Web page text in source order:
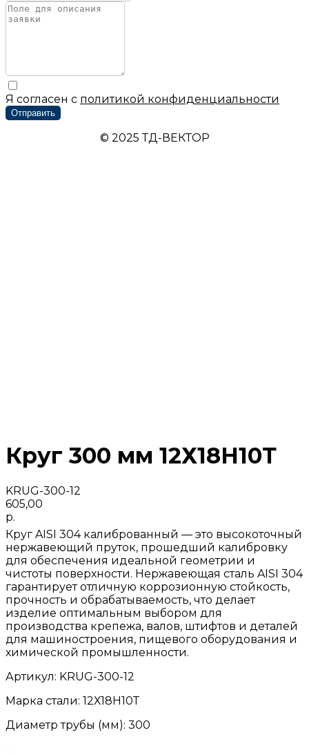
Я согласен с политикой конфиденциальности
Отправить
© 2025 ТД-ВЕКТОР
Круг 300 мм 12Х18Н10Т
KRUG-300-12
605,00
р.
Круг AISI 304 калиброванный — это высокоточный
нержавеющий пруток, прошедший калибровку
для обеспечения идеальной геометрии и
чистоты поверхности. Нержавеющая сталь AISI 304
гарантирует отличную коррозионную стойкость,
прочность и обрабатываемость, что делает
изделие оптимальным выбором для
производства крепежа, валов, штифтов и деталей
для машиностроения, пищевого оборудования и
химической промышленности.
Артикул: KRUG-300-12
Марка стали: 12Х18Н10Т
Диаметр трубы (мм): 300